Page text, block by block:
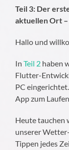
Teil 3: Der
aktuellen Ort
Hallo und
InTeil 2 haben
Flutter-
PC
App zum
Heute tauchen
unserer
Tippen jedes